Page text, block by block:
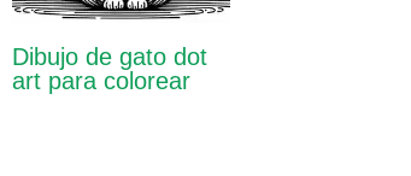
Dibujo de gato dot
art para colorear